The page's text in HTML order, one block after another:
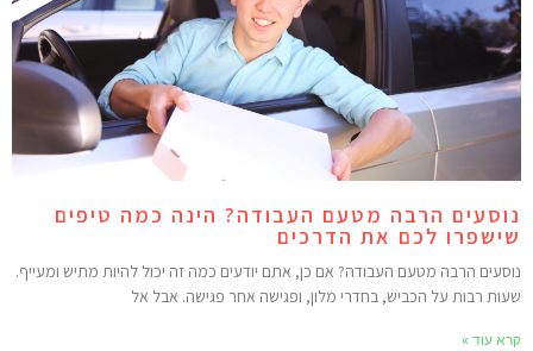
הרבה מטעם העבודה? הינה כמה טיפים
לכם את הדרכים
הרבה מטעם העבודה? אם כן, אתם יודעים כמה זה יכול להיות מתיש ומעייף.
רבות על הכביש, בחדרי מלון, ופגישה אחר פגישה. אבל אל
עוד »